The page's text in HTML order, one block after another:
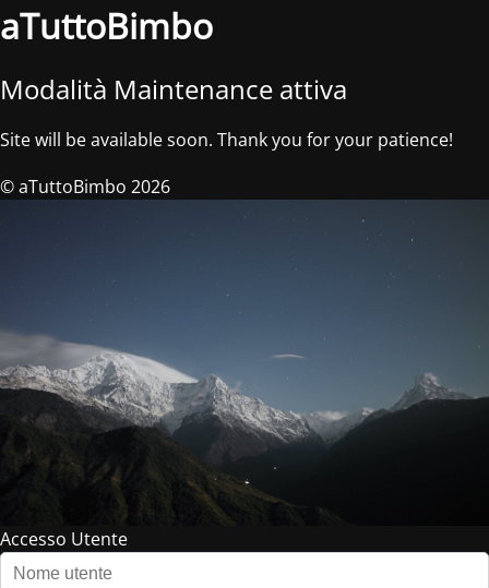
aTuttoBimbo
Modalità Maintenance attiva
Site will be available soon. Thank you for your patience!
© aTuttoBimbo 2026
Accesso Utente